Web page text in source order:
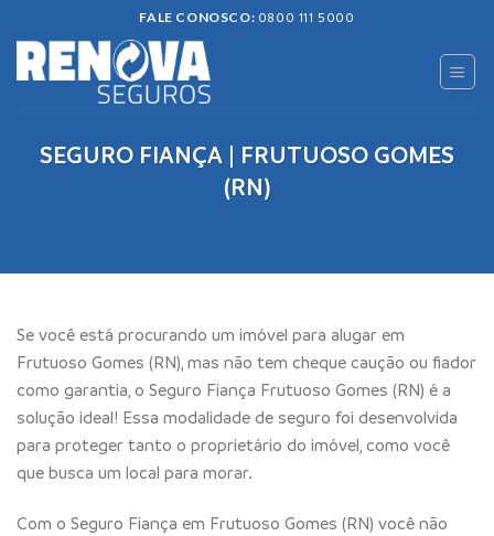
to
content
FALE CONOSCO: 0800 111 5000
SEGURO FIANÇA | FRUTUOSO GOMES
(RN)
Se você está procurando um imóvel para alugar em
Frutuoso Gomes (RN), mas não tem cheque caução ou fiador
como garantia, o Seguro Fiança Frutuoso Gomes (RN) é a
solução ideal! Essa modalidade de seguro foi desenvolvida
para proteger tanto o proprietário do imóvel, como você
que busca um local para morar.
Com o Seguro Fiança em Frutuoso Gomes (RN) você não